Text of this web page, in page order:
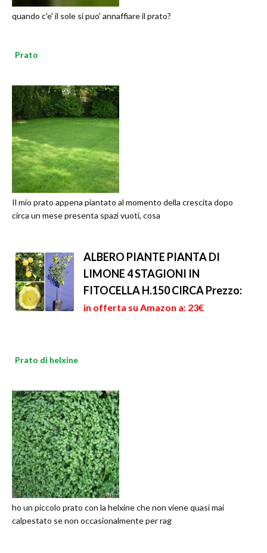
quando c'e' il sole si puo' annaffiare il prato?
Prato
Il mio prato appena piantato al momento della crescita dopo
circa un mese presenta spazi vuoti, cosa
ALBERO PIANTE PIANTA DI
LIMONE 4 STAGIONI IN
FITOCELLA H.150 CIRCAPrezzo:
in offerta su Amazon a: 23€
Prato di helxine
ho un piccolo prato con la helxine che non viene quasi mai
calpestato se non occasionalmente per rag